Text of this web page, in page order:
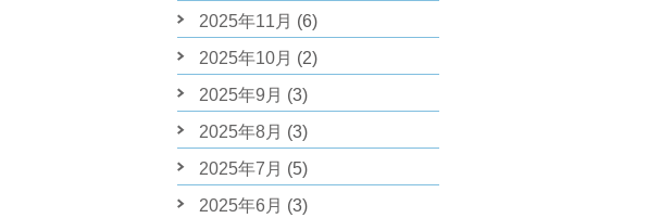
2025年11月 (6)
2025年10月 (2)
2025年9月 (3)
2025年8月 (3)
2025年7月 (5)
2025年6月 (3)